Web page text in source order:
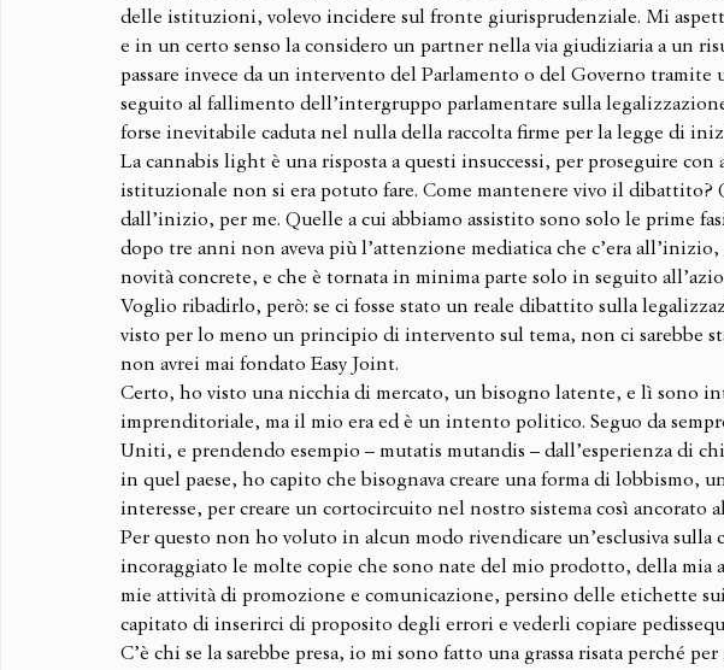
delle istituzioni, volevo incidere sul fronte giurisprudenziale. Mi
e in un certo senso la considero un partner nella via giudiziaria a un
passare invece da un intervento del Parlamento o del Governo tramite
seguito al fallimento dell’intergruppo parlamentare sulla
forse inevitabile caduta nel nulla della raccolta firme per la legge di
La cannabis light è una risposta a questi insuccessi, per proseguire
istituzionale non si era potuto fare. Come mantenere vivo il dibattito?
dall’inizio, per me. Quelle a cui abbiamo assistito sono solo le prime
dopo tre anni non aveva più l’attenzione mediatica che c’era all’inizio,
novità concrete, e che è tornata in minima parte solo in seguito
Voglio ribadirlo, però: se ci fosse stato un reale dibattito sulla
visto per lo meno un principio di intervento sul tema, non ci sarebbe
non avrei mai fondato Easy Joint.
Certo, ho visto una nicchia di mercato, un bisogno latente, e lì sono
imprenditoriale, ma il mio era ed è un intento politico. Seguo da
Uniti, e prendendo esempio – mutatis mutandis – dall’esperienza di
in quel paese, ho capito che bisognava creare una forma di lobbismo,
interesse, per creare un cortocircuito nel nostro sistema così ancorato
Per questo non ho voluto in alcun modo rivendicare un’esclusiva
incoraggiato le molte copie che sono nate del mio prodotto, della mia
mie attività di promozione e comunicazione, persino delle etichette
capitato di inserirci di proposito degli errori e vederli copiare
C’è chi se la sarebbe presa, io mi sono fatto una grassa risata perché